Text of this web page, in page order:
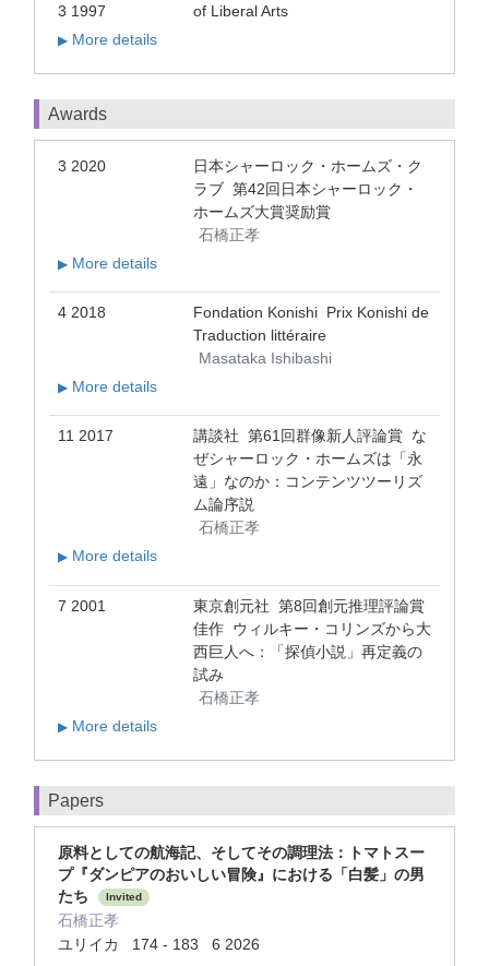
3 1997
of Liberal Arts
▶ More details
Awards
3 2020
日本シャーロック・ホームズ・ク
ラブ 第42回日本シャーロック・
ホームズ大賞奨励賞
石橋正孝
▶ More details
4 2018
Fondation Konishi Prix Konishi de
Traduction littéraire
Masataka Ishibashi
▶ More details
11 2017
講談社 第61回群像新人評論賞 な
ぜシャーロック・ホームズは「永
遠」なのか：コンテンツツーリズ
ム論序説
石橋正孝
▶ More details
7 2001
東京創元社 第8回創元推理評論賞
佳作 ウィルキー・コリンズから大
西巨人へ：「探偵小説」再定義の
試み
石橋正孝
▶ More details
Papers
原料としての航海記、そしてその調理法：トマトスー
プ『ダンピアのおいしい冒険』における「白髪」の男
たち
Invited
石橋正孝
ユリイカ 174 - 183 6 2026